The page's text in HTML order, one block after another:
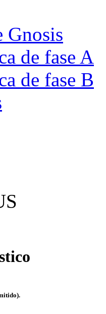
Gnosis
de fase A
de fase B